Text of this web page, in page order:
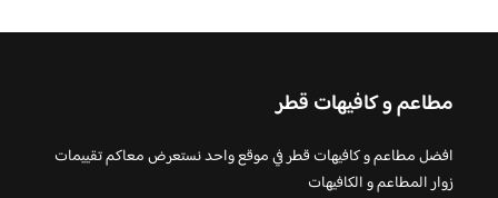
مطاعم و كافيهات قطر
افضل مطاعم و كافيهات قطر في موقع واحد نستعرض معاكم تقييمات
زوار المطاعم و الكافيهات